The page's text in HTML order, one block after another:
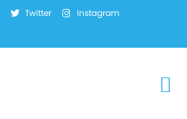
Twitter Instagram